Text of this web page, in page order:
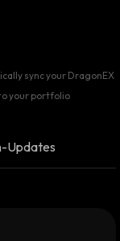
sync your DragonEX
your portfolio
Updates